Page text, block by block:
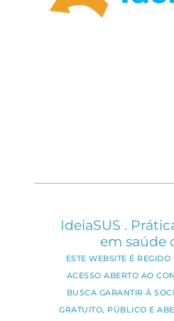
IdeiaSUS .
em saúde
ESTE WEBSITE É
ACESSO ABERTO AO
BUSCA GARANTIR À
GRATUITO, PÚBLICO E